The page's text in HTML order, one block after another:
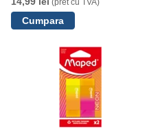
(pret cu TVA)